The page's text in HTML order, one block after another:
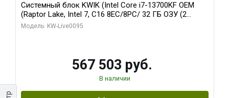
Системный блок KWIK (Intel Core i7-13700KF OEM
(Raptor Lake, Intel 7, C16 8EC/8PC/ 32 ГБ ОЗУ (2
модуля)/ Afox RTX4090 24GB GDDR6X 384-Bit 3xDP
Модель: KW-Live0095
567 503 руб.
В наличии